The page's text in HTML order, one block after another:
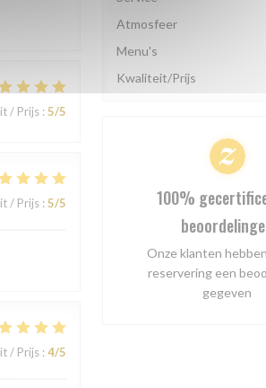
/ Prijs : 5/5
/ Prijs : 5/5
/ Prijs : 4/5
Atmosfeer
Menu's
Kwaliteit/Prijs
100%
Onze klanten
reservering een
gegeven